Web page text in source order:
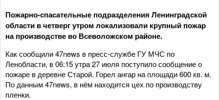
Пожарно-спасательные подразделения Ленинградской
области в четверг утром локализовали крупный пожар
на производстве во Всеволожском районе.
Как сообщили 47news в пресс-службе ГУ МЧС по
Ленобласти, в 06:15 утра 27 июля поступило сообщение о
пожаре в деревне Старой. Горел ангар на площади 600 кв. м.
По данным 47news, в нём находится цех по производству
пленки.